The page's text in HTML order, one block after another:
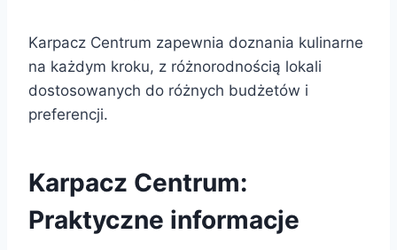
Karpacz Centrum zapewnia doznania kulinarne
na każdym kroku, z różnorodnością lokali
dostosowanych do różnych budżetów i
preferencji.
Karpacz Centrum:
Praktyczne informacje